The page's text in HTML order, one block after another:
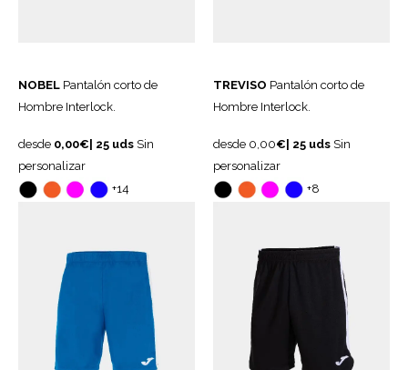
NOBEL Pantalón corto de
Hombre Interlock.
desde 0,00€| 25 uds Sin
personalizar
+14
TREVISO Pantalón corto de
Hombre Interlock.
desde 0,00€| 25 uds Sin
personalizar
+8